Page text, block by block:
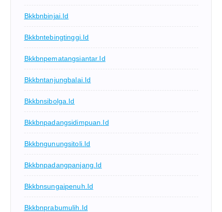
Bkkbnbinjai.id
Bkkbntebingtinggi.id
Bkkbnpematangsiantar.id
Bkkbntanjungbalai.id
Bkkbnsibolga.id
Bkkbnpadangsidimpuan.id
Bkkbngunungsitoli.id
Bkkbnpadangpanjang.id
Bkkbnsungaipenuh.id
Bkkbnprabumulih.id